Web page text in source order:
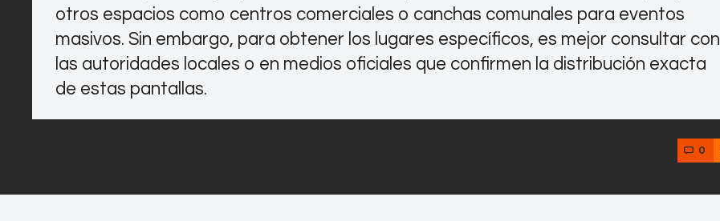
otros espacios como centros comerciales o canchas comunales para eventos
masivos. Sin embargo, para obtener los lugares específicos, es mejor consultar con
las autoridades locales o en medios oficiales que confirmen la distribución exacta
de estas pantallas.
0